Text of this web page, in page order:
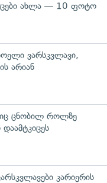
ახლა — 10 ფოტო
ვარსკვლავი,
არიან
ცნობილ როლზე
დაამტკიცეს
კარიერის